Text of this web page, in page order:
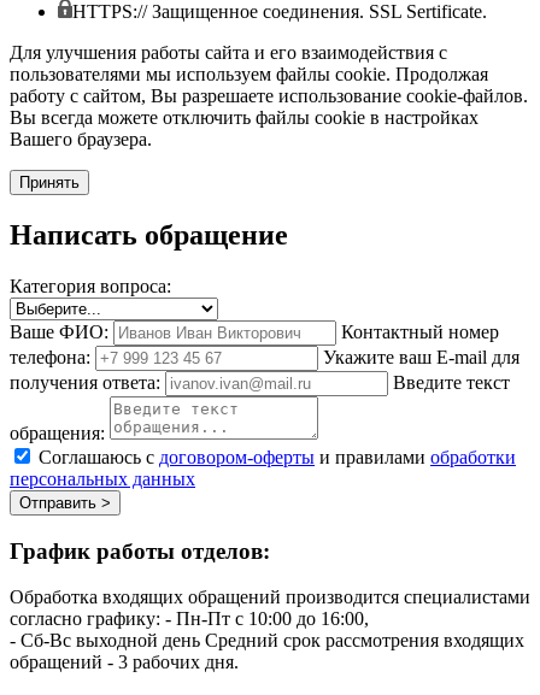
HTTPS:// Защищенное соединения. SSL Sertificate.
Для улучшения работы сайта и его взаимодействия с
пользователями мы используем файлы cookie. Продолжая
работу с сайтом, Вы разрешаете использование cookie-файлов.
Вы всегда можете отключить файлы cookie в настройках
Вашего браузера.
Принять
Написать обращение
Категория вопроса:
Ваше ФИО:
Контактный номер
телефона:
Укажите ваш E-mail для
получения ответа:
Введите текст
обращения:
Соглашаюсь с договором-оферты и правилами обработки
персональных данных
Отправить >
График работы отделов:
Обработка входящих обращений производится специалистами
согласно графику: - Пн-Пт с 10:00 до 16:00,
- Сб-Вс выходной день Средний срок рассмотрения входящих
обращений - 3 рабочих дня.